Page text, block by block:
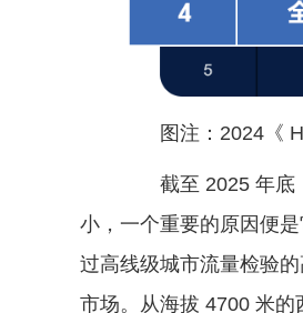
图注：2024《
截至 2025 年底，
小，一个重要的原因便
过高线级城市流量检验
市场。从海拔 4700 米的